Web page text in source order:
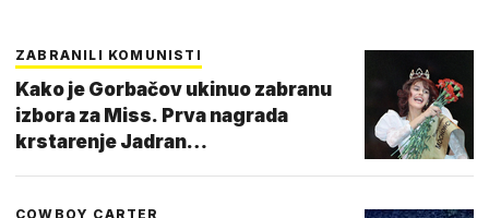
ZABRANILI KOMUNISTI
Kako je Gorbačov ukinuo zabranu
izbora za Miss. Prva nagrada
krstarenje Jadran…
COWBOY CARTER